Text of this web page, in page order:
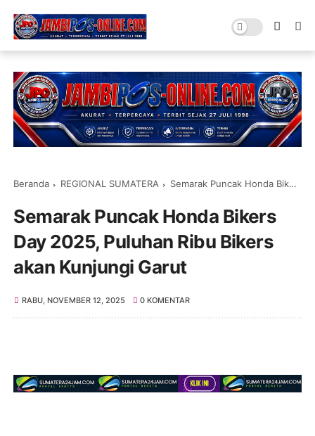
Beranda REGIONAL SUMATERA Semarak Puncak Honda Bikers Day 2025, Puluhan Ribu Bikers akan Kunjungi Garut
Semarak Puncak Honda Bikers
Day 2025, Puluhan Ribu Bikers
akan Kunjungi Garut
RABU, NOVEMBER 12, 2025 0 KOMENTAR